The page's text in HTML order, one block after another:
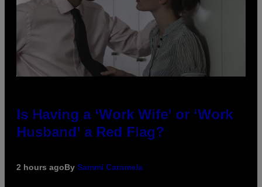
Is Having a ‘Work Wife’ or ‘Work
Husband’ a Red Flag?
2 hours agoBy Sammi Caramela